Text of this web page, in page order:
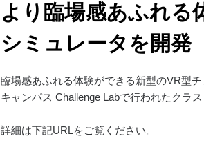
より臨場感あふれる
シミュレータを開発
臨場感あふれる体験ができる新型のVR型
キャンパス Challenge Labで行われたクラ
詳細は下記URLをご覧ください。